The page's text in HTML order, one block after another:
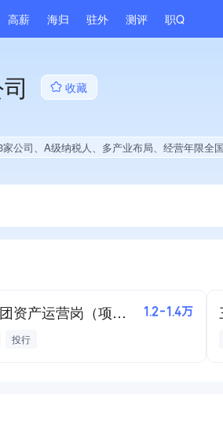
高薪 海归 驻外 测评 职Q
收藏
、A级纳税人、多产业布局、经营年限全国同行前10%、集团核心成
三水发展集团资产运营岗（项目投后管理） 1.2-1.4万
投行